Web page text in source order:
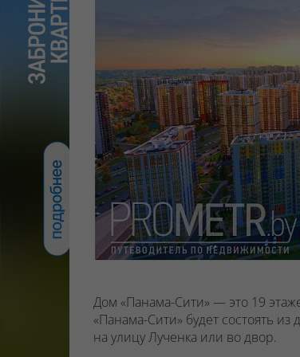
Дом «Панама-Сити» — это 19
«Панама-Сити» будет состоять
на улицу Лученка или во двор.